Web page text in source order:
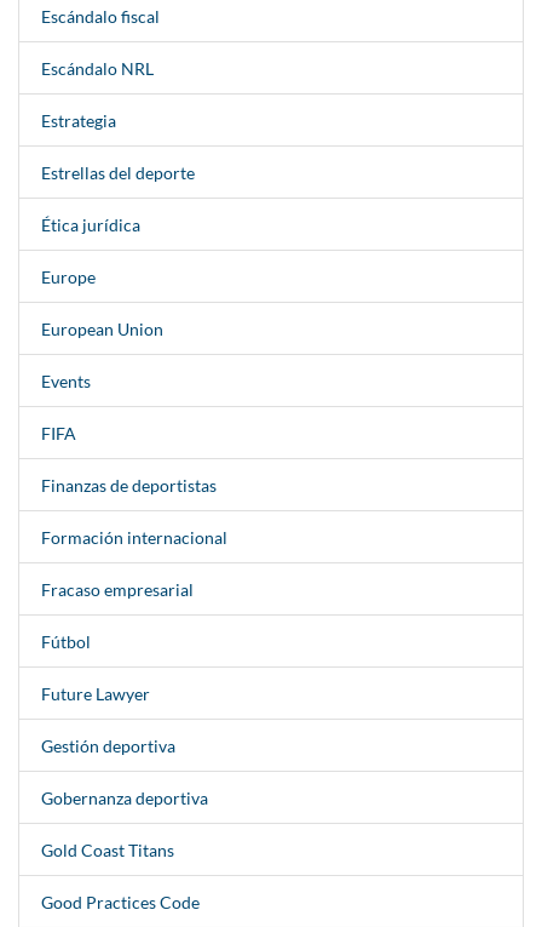
Escándalo fiscal
Escándalo NRL
Estrategia
Estrellas del deporte
Ética jurídica
Europe
European Union
Events
FIFA
Finanzas de deportistas
Formación internacional
Fracaso empresarial
Fútbol
Future Lawyer
Gestión deportiva
Gobernanza deportiva
Gold Coast Titans
Good Practices Code